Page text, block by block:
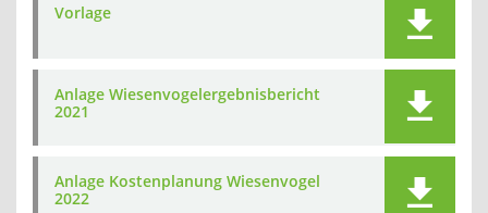
Vorlage
Anlage Wiesenvogelergebnisbericht
2021
Anlage Kostenplanung Wiesenvogel
2022